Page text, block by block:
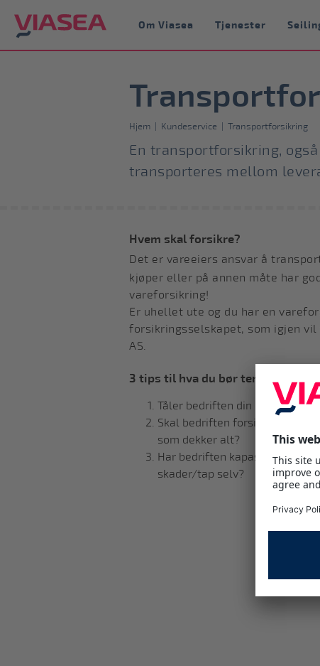
Om Viasea Tjenester
Hjem | Kundeservice | Transportforsikring
En transportforsikring,
transporteres mellom
Hvem skal forsikre?
Det er vareeiers ansvar å
kjøper eller på annen måte har
vareforsikring!
Er uhellet ute og du har en
forsikringsselskapet, som igjen
AS.
3 tips til hva du bør tenke på når
Tåler bedriften din økonomisk
Skal bedriften forsikre kun de
som dekker alt?
Har bedriften kapasitet,
skader/tap selv?